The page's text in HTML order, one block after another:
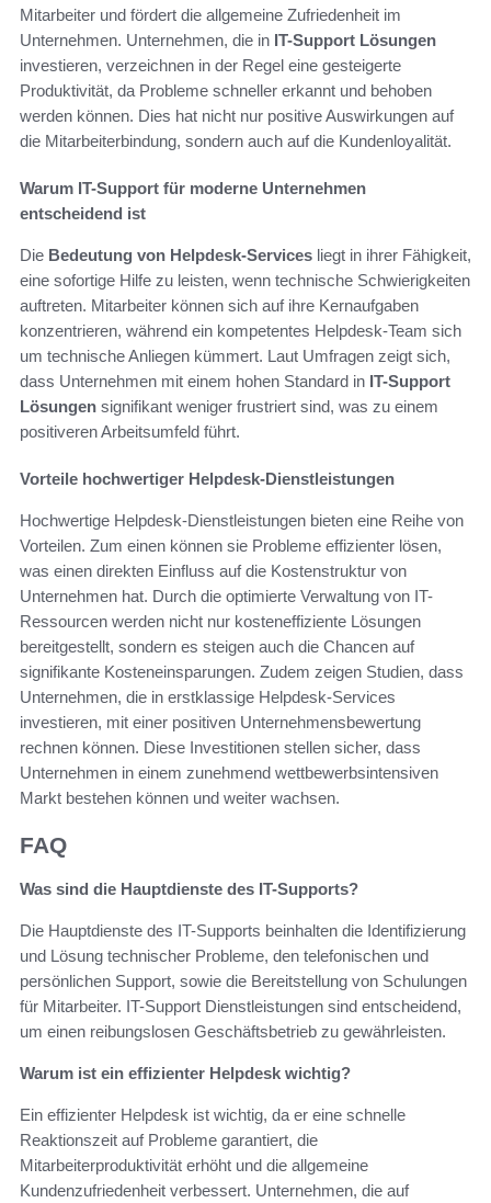
Mitarbeiter und fördert die allgemeine Zufriedenheit im
Unternehmen. Unternehmen, die in IT-Support Lösungen
investieren, verzeichnen in der Regel eine gesteigerte
Produktivität, da Probleme schneller erkannt und behoben
werden können. Dies hat nicht nur positive Auswirkungen auf
die Mitarbeiterbindung, sondern auch auf die Kundenloyalität.
Warum IT-Support für moderne Unternehmen
entscheidend ist
Die Bedeutung von Helpdesk-Services liegt in ihrer Fähigkeit,
eine sofortige Hilfe zu leisten, wenn technische Schwierigkeiten
auftreten. Mitarbeiter können sich auf ihre Kernaufgaben
konzentrieren, während ein kompetentes Helpdesk-Team sich
um technische Anliegen kümmert. Laut Umfragen zeigt sich,
dass Unternehmen mit einem hohen Standard in IT-Support
Lösungen signifikant weniger frustriert sind, was zu einem
positiveren Arbeitsumfeld führt.
Vorteile hochwertiger Helpdesk-Dienstleistungen
Hochwertige Helpdesk-Dienstleistungen bieten eine Reihe von
Vorteilen. Zum einen können sie Probleme effizienter lösen,
was einen direkten Einfluss auf die Kostenstruktur von
Unternehmen hat. Durch die optimierte Verwaltung von IT-
Ressourcen werden nicht nur kosteneffiziente Lösungen
bereitgestellt, sondern es steigen auch die Chancen auf
signifikante Kosteneinsparungen. Zudem zeigen Studien, dass
Unternehmen, die in erstklassige Helpdesk-Services
investieren, mit einer positiven Unternehmensbewertung
rechnen können. Diese Investitionen stellen sicher, dass
Unternehmen in einem zunehmend wettbewerbsintensiven
Markt bestehen können und weiter wachsen.
FAQ
Was sind die Hauptdienste des IT-Supports?
Die Hauptdienste des IT-Supports beinhalten die Identifizierung
und Lösung technischer Probleme, den telefonischen und
persönlichen Support, sowie die Bereitstellung von Schulungen
für Mitarbeiter. IT-Support Dienstleistungen sind entscheidend,
um einen reibungslosen Geschäftsbetrieb zu gewährleisten.
Warum ist ein effizienter Helpdesk wichtig?
Ein effizienter Helpdesk ist wichtig, da er eine schnelle
Reaktionszeit auf Probleme garantiert, die
Mitarbeiterproduktivität erhöht und die allgemeine
Kundenzufriedenheit verbessert. Unternehmen, die auf